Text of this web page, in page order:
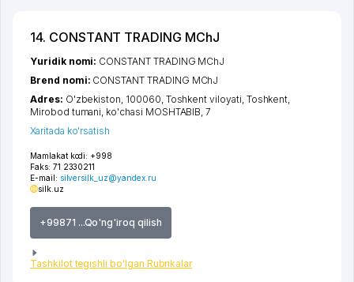
14. CONSTANT TRADING MChJ
Mamlakat kodi: +998
Faks: 71 2330211
E-mail: silversilk_uz@yandex.ru
silk.uz
+99871 ...Qo'ng'iroq qilish
Tashkilot tegishli bo'lgan Rubrikalar
Yuridik nomi: CONSTANT TRADING MChJ
Brend nomi: CONSTANT TRADING MChJ
Adres: O'zbekiston, 100060, Toshkent viloyati Toshkent
Mirobod tumani ko'chasi MOSHTABIB , 7
Xaritada ko'rsatish